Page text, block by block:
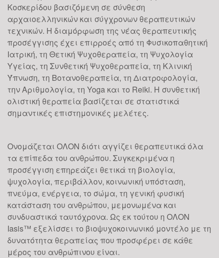
Κοσκερίδου βασιζόμενη σε σύνθεση
αρχαιοελληνικών και σύγχρονων θεραπευτικών
τεχνικών. Η διαμόρφωση της νέας θεραπευτικής
προσέγγισης έχει επιρροές από τη Φυσικοπαθητική
Ιατρική, τη Θετική Ψυχοθεραπεία, τη Ψυχολογία
Υγείας, τη Συνθετική Ψυχοθεραπεία, τη Κλινική
Ύπνωση, τη Βοτανοθεραπεία, τη Διατροφολογία,
την Αριθμολογία, τη Yoga και το Reiki. H συνθετική
ολιστική θεραπεία βασίζεται σε στατιστικά
σημαντικές επιστημονικές μελέτες.
Ονομάζεται ΟΛΟΝ διότι αγγίζει θεραπευτικά όλα
τα επίπεδα του ανθρώπου. Συγκεκριμένα η
προσέγγιση επηρεάζει θετικά τη βιολογία,
ψυχολογία, περιβάλλον, κοινωνική υπόσταση,
πνεύμα, ενέργεια, το σώμα, τη γενική φυσική
κατάσταση του ανθρώπου, μεμονωμένα και
συνδυαστικά ταυτόχρονα. Ως εκ τούτου η ΟΛΟΝ
Iasis™ εξελίσσει το βιοψυχοκοινωνικό μοντέλο με τη
δυνατότητα θεραπείας που προσφέρει σε κάθε
μέρος του ανθρώπινου είναι.